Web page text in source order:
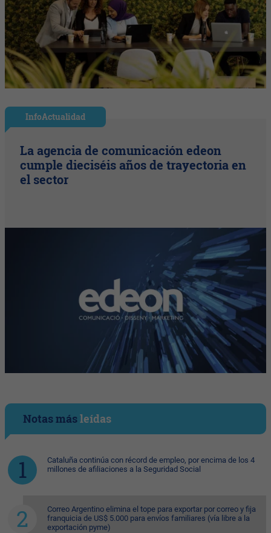
InfoActualidad
La agencia de comunicación edeon
cumple dieciséis años de trayectoria en
el sector
Notas másleídas
Cataluña continúa con récord de empleo, por encima de los 4
millones de afiliaciones a la Seguridad Social
Correo Argentino elimina el tope para exportar por correo y fija
franquicia de US$ 5.000 para envíos familiares (vía libre a la
exportación pyme)